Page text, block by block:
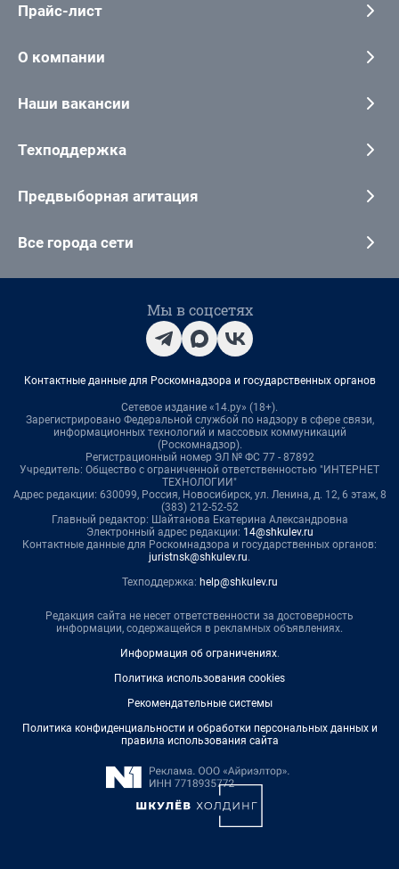
Прайс-лист
О компании
Наши вакансии
Техподдержка
Предвыборная агитация
Все города сети
Мы в соцсетях
Контактные данные для Роскомнадзора и государственных органов
Сетевое издание «14.ру» (18+).
Зарегистрировано Федеральной службой по надзору в сфере связи,
информационных технологий и массовых коммуникаций
(Роскомнадзор).
Регистрационный номер ЭЛ № ФС 77 - 87892
Учредитель: Общество с ограниченной ответственностью "ИНТЕРНЕТ
ТЕХНОЛОГИИ"
Адрес редакции: 630099, Россия, Новосибирск, ул. Ленина, д. 12, 6 этаж, 8
(383) 212-52-52
Главный редактор: Шайтанова Екатерина Александровна
Электронный адрес редакции: 14@shkulev.ru
Контактные данные для Роскомнадзора и государственных органов:
juristnsk@shkulev.ru.
Техподдержка: help@shkulev.ru
Редакция сайта не несет ответственности за достоверность
информации, содержащейся в рекламных объявлениях.
Информация об ограничениях.
Политика использования cookies
Рекомендательные системы
Политика конфиденциальности и обработки персональных данных и
правила использования сайта